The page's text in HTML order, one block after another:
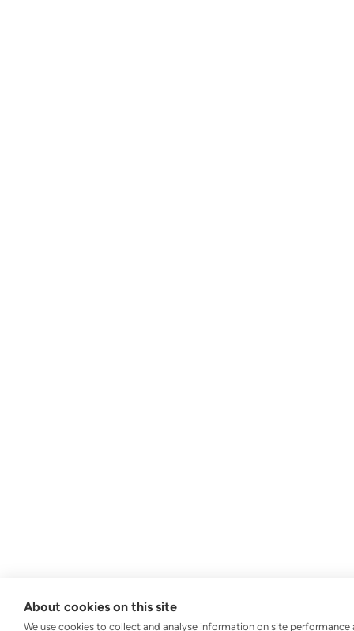
About cookies on this site
We use cookies to collect and analyse information on site performance